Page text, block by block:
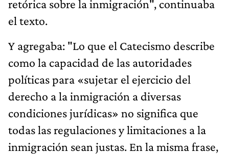
retórica sobre la inmigración", continuaba
el texto.
Y agregaba: "Lo que el Catecismo describe
como la capacidad de las autoridades
políticas para «sujetar el ejercicio del
derecho a la inmigración a diversas
condiciones jurídicas» no significa que
todas las regulaciones y limitaciones a la
inmigración sean justas. En la misma frase,